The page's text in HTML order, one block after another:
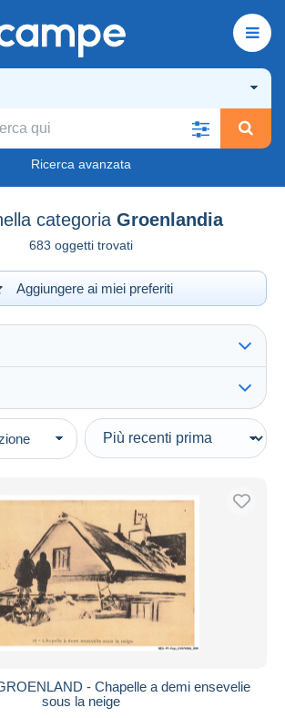
Ricerca avanzata
categoria Groenlandia
683 oggetti trovati
Aggiungere ai miei preferiti
offerte
- Chapelle a demi ensevelie
sous la neige